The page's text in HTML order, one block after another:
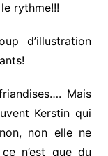
rythme!!!
d’illustration
Mais
Kerstin qui
non elle ne
n’est que du